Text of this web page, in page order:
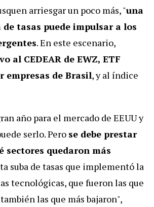
arriesgar un poco más, "una
tasas puede impulsar a los
. En este escenario,
al CEDEAR de EWZ, ETF
empresas de Brasil, y al índice
año para el mercado de EEUU y
serlo. Pero se debe prestar
sectores quedaron más
suba de tasas que implementó la
tecnológicas, que fueron las que
las que más bajaron",